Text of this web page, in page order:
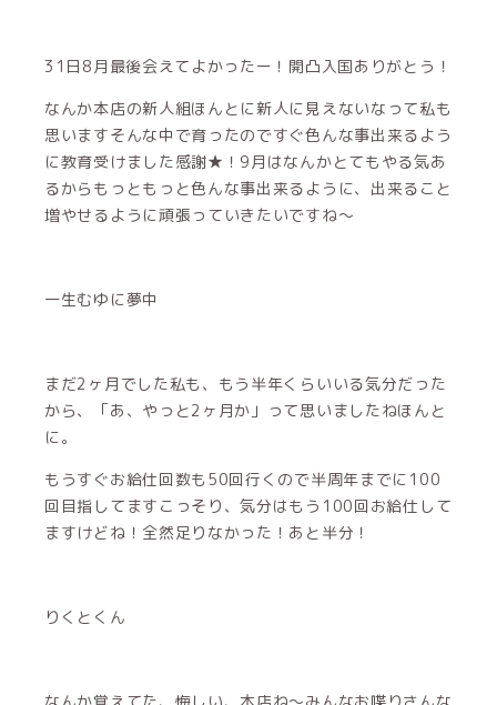
31日8月最後会えてよかったー！開凸入国ありがとう！
なんか本店の新人組ほんとに新人に見えないなって私も
思いますそんな中で育ったのですぐ色んな事出来るよう
に教育受けました感謝★！9月はなんかとてもやる気あ
るからもっともっと色んな事出来るように、出来ること
増やせるように頑張っていきたいですね〜
一生むゆに夢中
まだ2ヶ月でした私も、もう半年くらいいる気分だった
から、「あ、やっと2ヶ月か」って思いましたねほんと
に。
もうすぐお給仕回数も50回行くので半周年までに100
回目指してますこっそり、気分はもう100回お給仕して
ますけどね！全然足りなかった！あと半分！
りくとくん